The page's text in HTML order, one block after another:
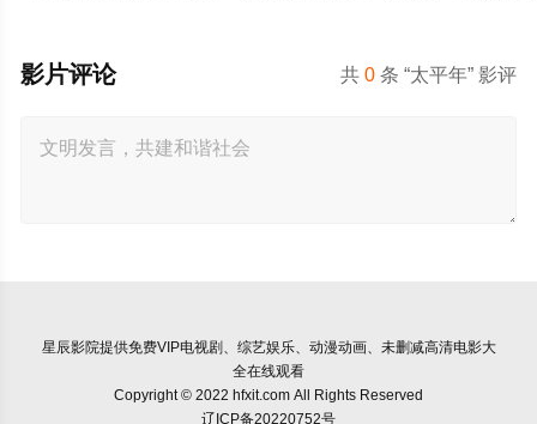
共0 条 “太平年” 影评
影片评论
星辰影院提供免费VIP电视剧、综艺娱乐、动漫动画、未删减高清电影大
全在线观看
Copyright © 2022 hfxit.com All Rights Reserved
辽ICP备20220752号